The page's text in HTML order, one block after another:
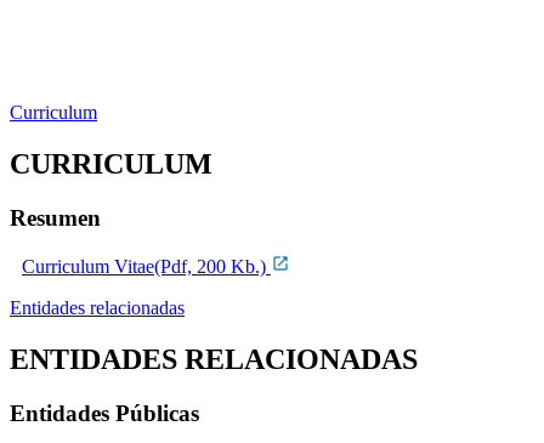
Curriculum
CURRICULUM
Resumen
Curriculum Vitae(Pdf, 200 Kb.)
Entidades relacionadas
ENTIDADES RELACIONADAS
Entidades Públicas